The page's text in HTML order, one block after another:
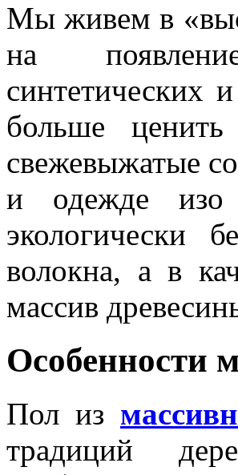
Мы живем в
на
синтетических
больше
свежевыжатые
и одежде
экологически
волокна, а в
массив
Особенности
Пол из
традиций